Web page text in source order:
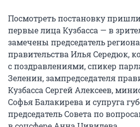
Посмотреть постановку
первые лица Кузбасса — в
замечены председатель
правительства Илья Середюк,
с поздравлениями, спикер
Зеленин, зампредседателя
Кузбасса Сергей Алексеев,
Софья Балакирева и супруга
председатель Совета по